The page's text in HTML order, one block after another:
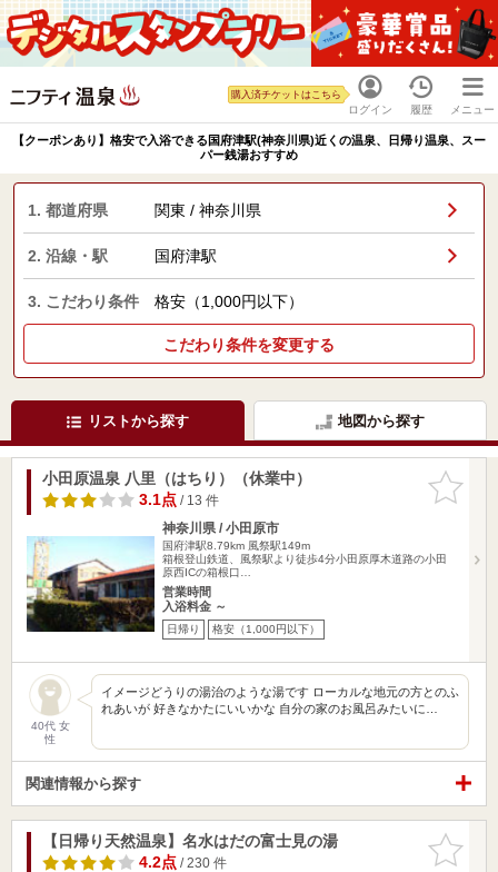
ログイン
購入済チケットはこちら
履歴 メニュー
【クーポンあり】格安で入浴できる国府津駅(神奈川県)近くの温泉、日帰り温泉、スー
パー銭湯おすすめ
1. 都道府県 関東 / 神奈川県
2. 沿線・駅 国府津駅
3. こだわり条件 格安（1,000円以下）
こだわり条件を変更する
リストから探す 地図から探す
お気に入
りに追加
小田原温泉 八里（はちり）（休業中）
3.1点/ 13 件
神奈川県 / 小田原市
国府津駅8.79km 風祭駅149m
箱根登山鉄道、風祭駅より徒歩4分小田原厚木道路の小田
原西ICの箱根口…
営業時間
入浴料金 ～
日帰り 格安（1,000円以下）
40代 女
性
イメージどうりの湯治のような湯です ローカルな地元の方とのふ
れあいが 好きなかたにいいかな 自分の家のお風呂みたいに…
関連情報から探す
お気に入
りに追加
【日帰り天然温泉】名水はだの富士見の湯
4.2点/ 230 件